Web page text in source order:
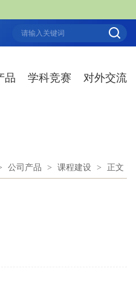
品 学科竞赛 对外交流
公司产品 > 课程建设 > 正文